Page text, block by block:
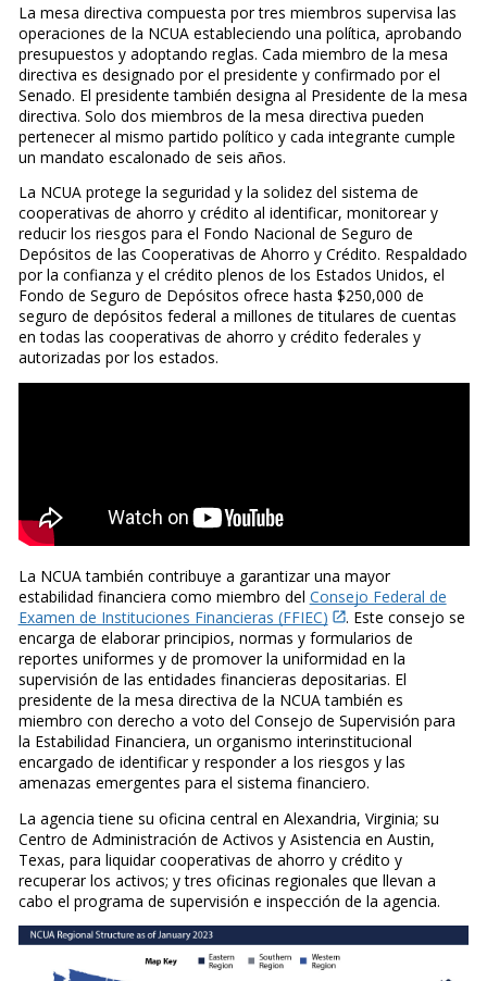
La mesa directiva compuesta por tres miembros supervisa las
operaciones de la NCUA estableciendo una política, aprobando
presupuestos y adoptando reglas. Cada miembro de la mesa
directiva es designado por el presidente y confirmado por el
Senado. El presidente también designa al Presidente de la mesa
directiva. Solo dos miembros de la mesa directiva pueden
pertenecer al mismo partido político y cada integrante cumple
un mandato escalonado de seis años.
La NCUA protege la seguridad y la solidez del sistema de
cooperativas de ahorro y crédito al identificar, monitorear y
reducir los riesgos para el Fondo Nacional de Seguro de
Depósitos de las Cooperativas de Ahorro y Crédito. Respaldado
por la confianza y el crédito plenos de los Estados Unidos, el
Fondo de Seguro de Depósitos ofrece hasta $250,000 de
seguro de depósitos federal a millones de titulares de cuentas
en todas las cooperativas de ahorro y crédito federales y
autorizadas por los estados.
La NCUA también contribuye a garantizar una mayor
estabilidad financiera como miembro del Consejo Federal de
Examen de Instituciones Financieras (FFIEC)
. Este consejo se
encarga de elaborar principios, normas y formularios de
reportes uniformes y de promover la uniformidad en la
supervisión de las entidades financieras depositarias. El
presidente de la mesa directiva de la NCUA también es
miembro con derecho a voto del Consejo de Supervisión para
la Estabilidad Financiera, un organismo interinstitucional
encargado de identificar y responder a los riesgos y las
amenazas emergentes para el sistema financiero.
La agencia tiene su oficina central en Alexandria, Virginia; su
Centro de Administración de Activos y Asistencia en Austin,
Texas, para liquidar cooperativas de ahorro y crédito y
recuperar los activos; y tres oficinas regionales que llevan a
cabo el programa de supervisión e inspección de la agencia.